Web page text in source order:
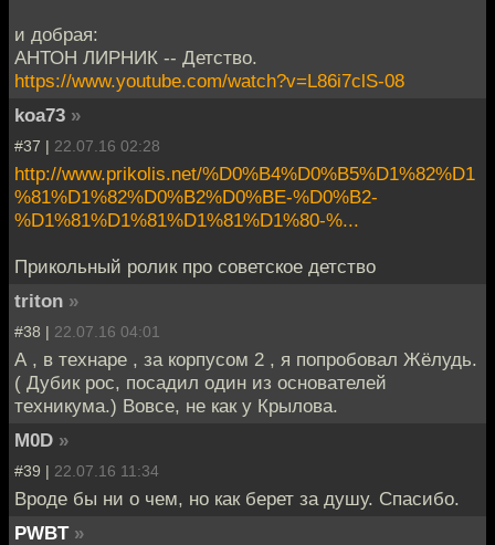
и добрая:
АНТОН ЛИРНИК -- Детство.
https://www.youtube.com/watch?v=L86i7clS-08
koa73 »
#37 | 22.07.16 02:28
http://www.prikolis.net/%D0%B4%D0%B5%D1%82%D1
%81%D1%82%D0%B2%D0%BE-%D0%B2-
%D1%81%D1%81%D1%81%D1%80-%...
Прикольный ролик про советское детство
triton »
#38 | 22.07.16 04:01
А , в технаре , за корпусом 2 , я попробовал Жёлудь.
( Дубик рос, посадил один из основателей
техникума.) Вовсе, не как у Крылова.
M0D »
#39 | 22.07.16 11:34
Вроде бы ни о чем, но как берет за душу. Спасибо.
PWBT »